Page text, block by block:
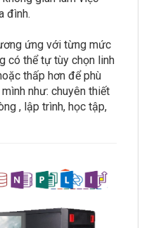
đình.
ứng với từng mức
có thể tự tùy chọn linh
thấp hơn để phù
như: chuyên thiết
, lập trình, học tập,